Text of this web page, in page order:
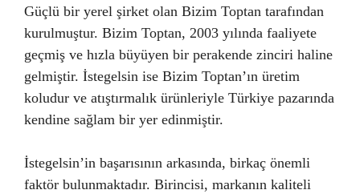
Güçlü bir yerel şirket olan Bizim Toptan tarafından
kurulmuştur. Bizim Toptan, 2003 yılında faaliyete
geçmiş ve hızla büyüyen bir perakende zinciri haline
gelmiştir. İstegelsin ise Bizim Toptan’ın üretim
koludur ve atıştırmalık ürünleriyle Türkiye pazarında
kendine sağlam bir yer edinmiştir.
İstegelsin’in başarısının arkasında, birkaç önemli
faktör bulunmaktadır. Birincisi, markanın kaliteli